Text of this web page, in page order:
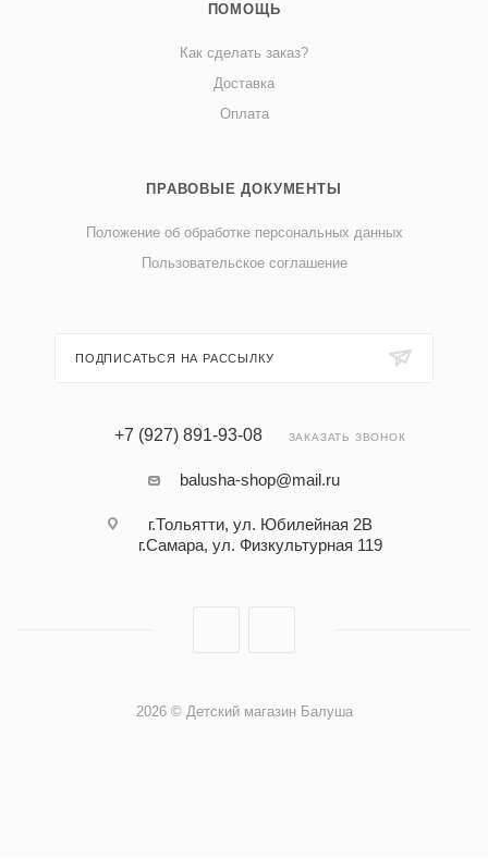
ПОМОЩЬ
Как сделать заказ?
Доставка
Оплата
ПРАВОВЫЕ ДОКУМЕНТЫ
Положение об обработке персональных данных
Пользовательское соглашение
ПОДПИСАТЬСЯ НА РАССЫЛКУ
+7 (927) 891-93-08 ЗАКАЗАТЬ ЗВОНОК
balusha-shop@mail.ru
г.Тольятти, ул. Юбилейная 2В
г.Самара, ул. Физкультурная 119
2026 © Детский магазин Балуша